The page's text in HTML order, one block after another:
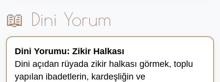
📖 Dini Yorum
Dini Yorumu: Zikir Halkası
Dini açıdan rüyada zikir halkası görmek, toplu
yapılan ibadetlerin, kardeşliğin ve